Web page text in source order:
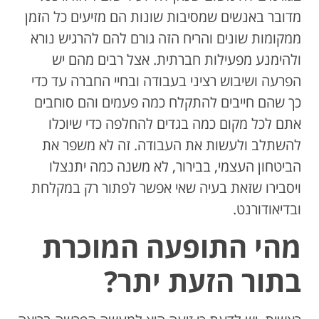
מדובר באנשים שמסיבות שונות הם מזיעים כל הזמן
ממקומות שונים והריח הזה גורם להם להרגיש נורא
ולהימנע מפעילות חברתית. אצל רבים מהם יש
הפרעה ושיבוש רציני בעבודה ובחיי החברה עד כדי
כך שהם חייבים להתקלח כמה פעמים והם סוחבים
אתם לכל מקום כמה בגדים להחלפה כדי שיוכלו
להשתלב ולעשות את העבודה. זה לא משפר את
הביטחון העצמי, בבירור, לא משנה כמה יתנצלו
ויסבירו שזאת בעיה שאי אפשר לפתור רק במקלחת
ובדיאודורנט.
מהי התופעה המוכרת
בתור הזעת יתר?